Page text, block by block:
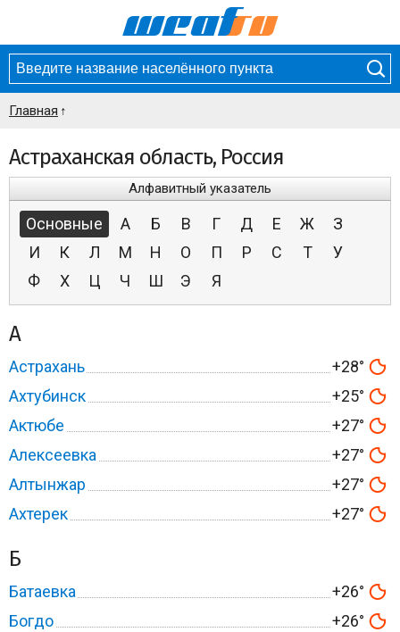
Главная
Астраханская область, Россия
Алфавитный указатель
Основные А Б В Г Д Е Ж
З
И
К Л М Н О П Р С Т
У
Ф
Х Ц Ч Ш Э Я
А
Астрахань
+28°
Ахтубинск
+25°
Актюбе
+27°
Алексеевка
+27°
Алтынжар
+27°
Ахтерек
+27°
Б
Батаевка
+26°
Богдо
+26°